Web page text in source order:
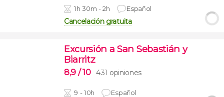
1h 30m - 2h Español
Cancelación gratuita
Excursión a San Sebastián y
Biarritz
8,9 / 10 431 opiniones
9 - 10h Español